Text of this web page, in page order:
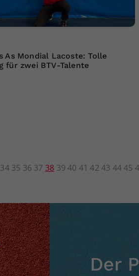
As Mondial Lacoste: Tolle
für zwei BTV-Talente
34 35 36 37 38 39 40 41 42 43 4445
Der